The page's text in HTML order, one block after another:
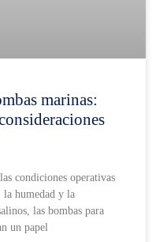
marinas:
condiciones operativas
la humedad y la
las bombas para
un papel